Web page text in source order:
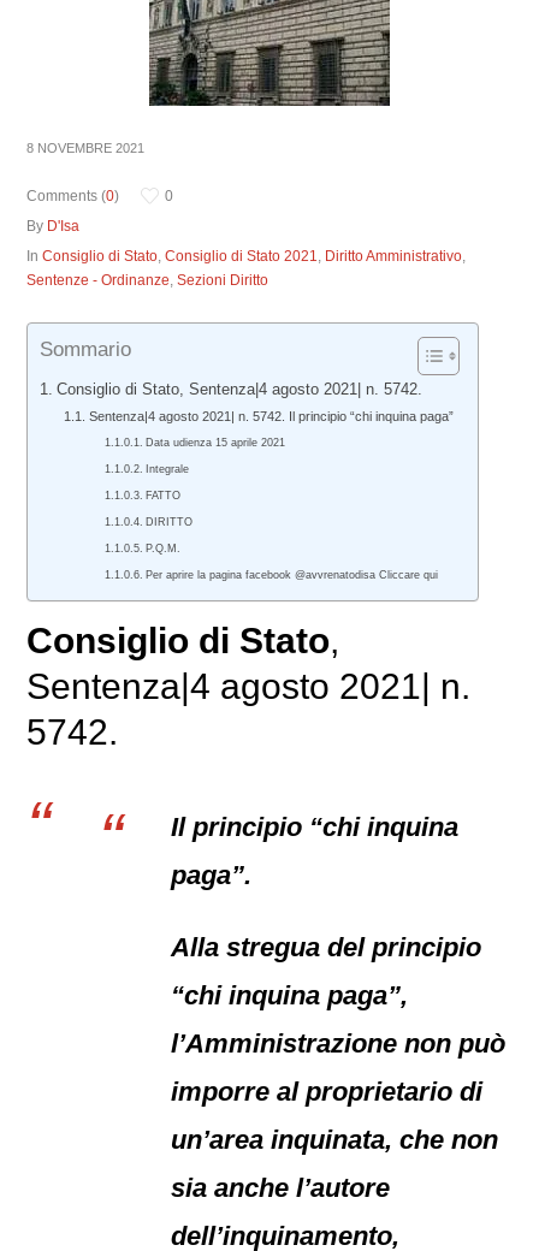
8 NOVEMBRE 2021
Comments (0)
0
By D'Isa
InConsiglio di Stato,Consiglio di Stato 2021, Diritto Amministrativo,
Sentenze - Ordinanze,Sezioni Diritto
Sommario
Consiglio di Stato, Sentenza|4 agosto 2021| n. 5742.
Sentenza|4 agosto 2021| n. 5742. Il principio “chi inquina paga”
Data udienza 15 aprile 2021
Integrale
FATTO
DIRITTO
P.Q.M.
Per aprire la pagina facebook @avvrenatodisa Cliccare qui
Consiglio di Stato,
Sentenza|4 agosto 2021| n.
5742.
Il principio “chi inquina
paga”.
Alla stregua del principio
“chi inquina paga”,
l’Amministrazione non può
imporre al proprietario di
un’area inquinata, che non
sia anche l’autore
dell’inquinamento,